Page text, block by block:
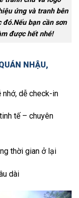
ứng và tranh bên
bạn cần sơn
được hết nhé!
NHẬU,
dễ check-in
tế – chuyên
thời gian ở lại
dài